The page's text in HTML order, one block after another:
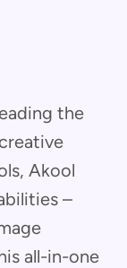
the
Akool
–
all-in-one